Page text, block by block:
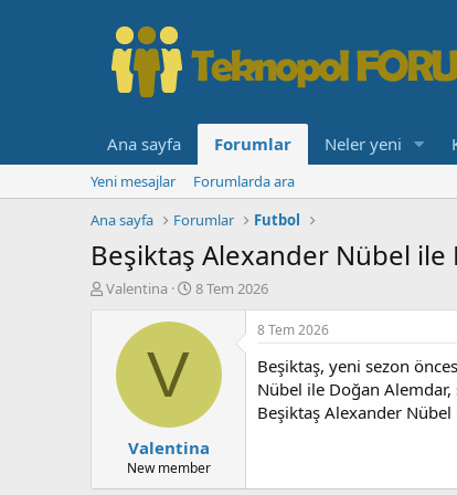
Ana sayfa Forumlar Neler yeni
Yeni mesajlar
Forumlarda ara
Ana sayfa
Forumlar Futbol
Beşiktaş Alexander Nübel
K
l
Valentina
B
ş
ı
ç
t
a
8 Tem 2026
V
Valentina
New member
8 Tem 2026
Beşiktaş, yeni sezon
Nübel ile Doğan
Beşiktaş Alexander